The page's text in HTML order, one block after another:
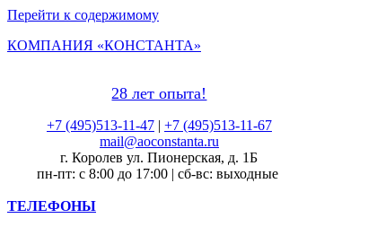
Перейти к содержимому
КОМПАНИЯ «КОНСТАНТА»
28 лет опыта!
+7 (495)513-11-47| +7 (495)513-11-67
mail@aoconstanta.ru
г. Королев ул. Пионерская, д. 1Б
пн-пт: с 8:00 до 17:00 | сб-вс: выходные
ТЕЛЕФОНЫ